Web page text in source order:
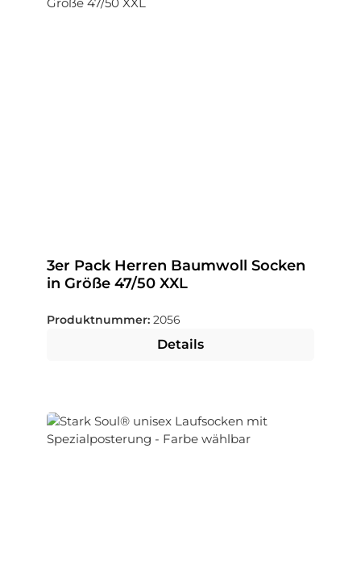
3er Pack Herren Baumwoll Socken
in Größe 47/50 XXL
Produktnummer: 2056
Details